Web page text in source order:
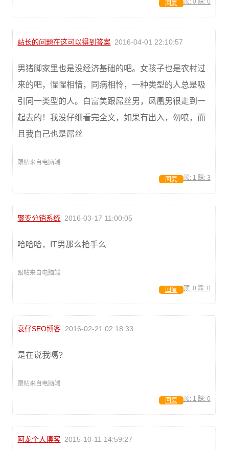
顶: 0 踩: 0
回复
站长的问题在这可以得到答案 2016-04-01 22:10:57
男猪脚家里也是没经济基础的吧。女孩子也是农村过
来的吧，惺惺相惜，同病相怜，一种类型的人总是吸
引同一类型的人。白富美跟屌丝男，凤凰男很走到一
起去的！我没仔细看完全文，如果有出入，勿喷，而
且我自己也是屌丝
跟帖来自电脑端
顶: 1 踩: 3
回复
聚变分销系统 2016-03-17 11:00:05
哈哈哈，IT男那么抢手么
跟帖来自电脑端
顶: 0 踩: 0
回复
衰仔SEO博客 2016-02-21 02:18:33
是在说我噶?
跟帖来自电脑端
顶: 1 踩: 0
回复
阿龙个人博客 2015-10-11 14:59:27